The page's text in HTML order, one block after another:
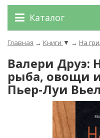
Каталог
Главная → Книги ▼ → На
Валери Друэ:
рыба, овощи
Пьер-Луи